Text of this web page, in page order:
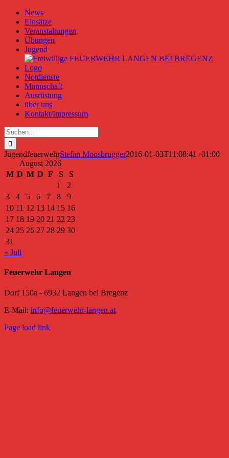
Zum
Inhalt
springen
News
Einsätze
Veranstaltungen
Übungen
Jugend
Notdienste
Mannschaft
Ausrüstung
über uns
Kontakt/Impressum
Suche
nach:
JugendfeuerwehrStefan Moosbrugger2016-01-03T11:08:41+01:00
August 2026
M D M D F S
S
1
2
3
4 5 6 7 8
9
10 11 12 13 14 15 16
17 18 19 20 21 22 23
24 25 26 27 28 29 30
31
« Juli
Feuerwehr Langen
Dorf 150a - 6932 Langen bei Bregenz
E-Mail: info@feuerwehr-langen.at
Page load link